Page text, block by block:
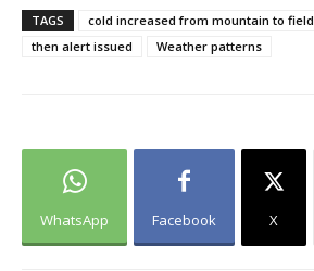
TAGS cold increased from mountain to field
then alert issued
Weather patterns
WhatsApp Facebook X